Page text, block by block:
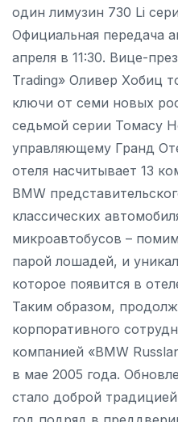
один лимузин 730 Li
Официальная передача
апреля в 11:30. Вице-
Trading» Оливер Хобиц
ключи от семи новых
седьмой серии Томасу
управляющему Гранд
отеля насчитывает 13
BMW
классических
микроавтобусов –
парой лошадей, и
которое появится в
Таким образом,
корпоративного
компанией «BMW
в мае 2005 года.
стало доброй